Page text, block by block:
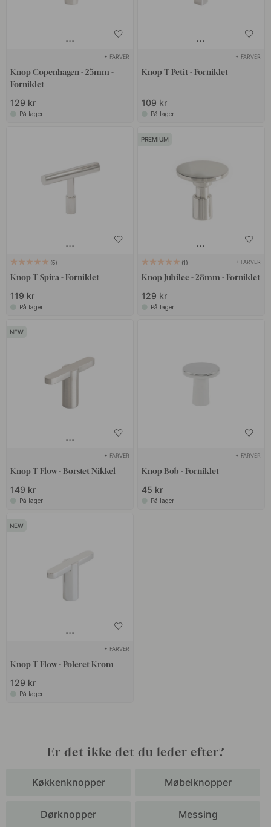
+ FARVER
Knop Copenhagen - 25mm -
Forniklet
129 kr
På lager
+ FARVER
Knop T Petit - Forniklet
109 kr
På lager
5
Knop T Spira - Forniklet
119 kr
På lager
PREMIUM
1 + FARVER
Knop Jubilee - 28mm - Forniklet
129 kr
På lager
+ FARVER
Knop T Flow - Børstet Nikkel
149 kr
På lager
+ FARVER
Knop Bob - Forniklet
45 kr
På lager
+ FARVER
Knop T Flow - Poleret Krom
129 kr
På lager
Er det ikke det du leder efter?
Køkkenknopper Møbelknopper
Dørknopper Messing